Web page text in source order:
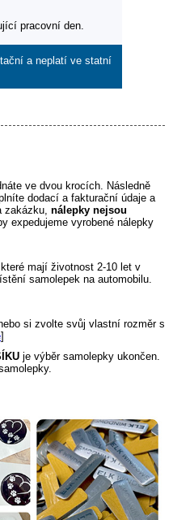
pracovní den.
a neplatí ve statní
ve dvou krocích. Následně
dodací a fakturační údaje a
zakázku, nálepky nejsou
expedujeme vyrobené nálepky
mají životnost 2-10 let v
samolepek na automobilu.
si zvolte svůj vlastní rozměr s
]
je výběr samolepky ukončen.